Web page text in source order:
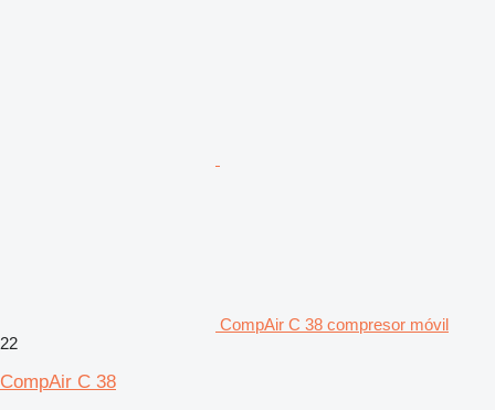
CompAir C 38 compresor móvil
22
CompAir C 38